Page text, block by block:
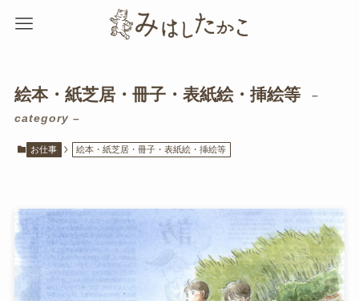
絵本・紙芝居・冊子・表紙絵・挿絵等
–
category –
お仕事 絵本・紙芝居・冊子・表紙絵・挿絵等